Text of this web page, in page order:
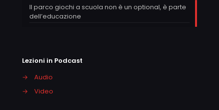
Il parco giochi a scuola non è un optional, è parte
dell’educazione
Lezioni in Podcast
→
Audio
→
Video